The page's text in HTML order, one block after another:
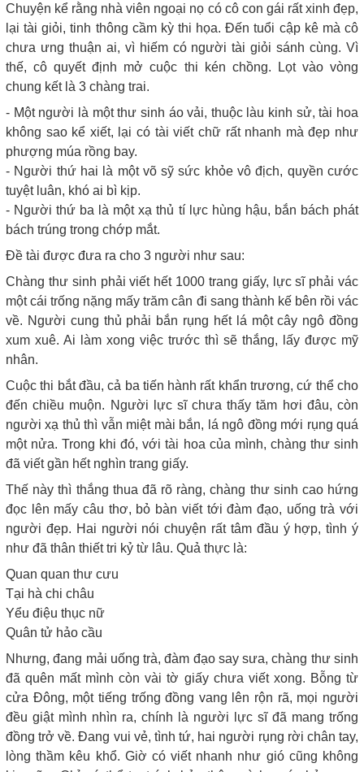
Chuyện kể rằng nhà viên ngoại nọ có cô con gái rất xinh đẹp,
lại tài giỏi, tinh thông cầm kỳ thi họa. Đến tuổi cập kê mà cô
chưa ưng thuận ai, vì hiếm có người tài giỏi sánh cùng. Vì
thế, cô quyết định mở cuộc thi kén chồng. Lọt vào vòng
chung kết là 3 chàng trai.
- Một người là một thư sinh áo vải, thuộc làu kinh sử, tài hoa
không sao kể xiết, lại có tài viết chữ rất nhanh mà đẹp như
phượng múa rồng bay.
- Người thứ hai là một võ sỹ sức khỏe vô địch, quyền cước
tuyệt luân, khó ai bì kịp.
- Người thứ ba là một xạ thủ tí lực hùng hậu, bắn bách phát
bách trúng trong chớp mắt.
Đề tài được đưa ra cho 3 người như sau:
Chàng thư sinh phải viết hết 1000 trang giấy, lực sĩ phải vác
một cái trống nặng mấy trăm cân đi sang thành kế bên rồi vác
về. Người cung thủ phải bắn rụng hết lá một cây ngô đồng
xum xuê. Ai làm xong việc trước thì sẽ thắng, lấy được mỹ
nhân.
Cuộc thi bắt đầu, cả ba tiến hành rất khẩn trương, cứ thể cho
đến chiều muộn. Người lực sĩ chưa thấy tăm hơi đâu, còn
người xạ thủ thì vẫn miệt mài bắn, lá ngô đồng mới rụng quá
một nửa. Trong khi đó, với tài hoa của mình, chàng thư sinh
đã viết gần hết nghìn trang giấy.
Thế này thì thắng thua đã rõ ràng, chàng thư sinh cao hứng
đọc lên mấy câu thơ, bỏ bàn viết tới đàm đạo, uống trà với
người đẹp. Hai người nói chuyện rất tâm đầu ý hợp, tình ý
như đã thân thiết tri kỷ từ lâu. Quả thực là:
Quan quan thư cưu
Tại hà chi châu
Yểu điệu thục nữ
Quân tử hảo cầu
Nhưng, đang mải uống trà, đàm đạo say sưa, chàng thư sinh
đã quên mất mình còn vài tờ giấy chưa viết xong. Bỗng từ
cửa Đông, một tiếng trống đồng vang lên rộn rã, mọi người
đều giật mình nhìn ra, chính là người lực sĩ đã mang trống
đồng trở về. Đang vui vẻ, tình tứ, hai người rụng rời chân tay,
lòng thầm kêu khổ. Giờ có viết nhanh như gió cũng không